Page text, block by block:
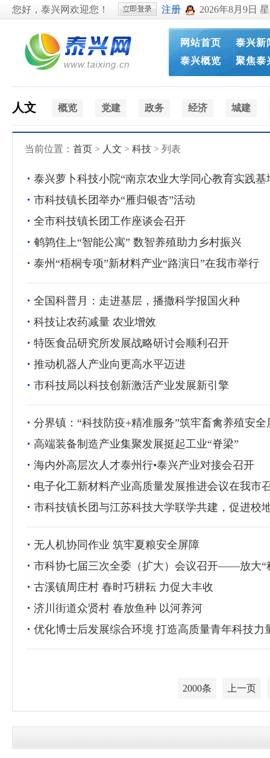
您好，泰兴网欢迎您！ 注册 2026年8月9日
网站首页
泰兴概览
泰兴新
聚焦泰
人文 概览 党建 政务 经济 城建
当前位置： 首页 > 人文 > 科技 > 列表
泰兴萝卜科技小院“南京农业大学同心教育实践基
市科技镇长团举办“雁归银杏”活动
全市科技镇长团工作座谈会召开
鹌鹑住上“智能公寓” 数智养殖助力乡村振兴
泰州“梧桐专项”新材料产业“路演日”在我市举行
全国科普月：走进基层，播撒科学报国火种
科技让农药减量 农业增效
特医食品研究所发展战略研讨会顺利召开
推动机器人产业向更高水平迈进
市科技局以科技创新激活产业发展新引擎
分界镇：“科技防疫+精准服务”筑牢畜禽养殖安全
高端装备制造产业集聚发展挺起工业“脊梁”
海内外高层次人才泰州行•泰兴产业对接会召开
电子化工新材料产业高质量发展推进会议在我
市科技镇长团与江苏科技大学联学共建，促进校
无人机协同作业 筑牢夏粮安全屏障
市科协七届三次全委（扩大）会议召开——放大“
古溪镇周庄村 春时巧耕耘 力促大丰收
济川街道众贤村 春放鱼种 以河养河
优化博士后发展综合环境 打造高质量青年科技力
2000条 上一页